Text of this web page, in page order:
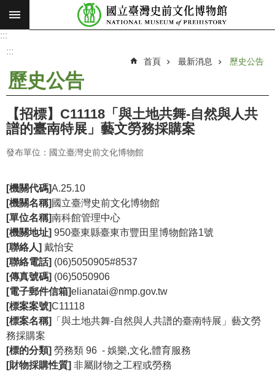
跳到主要內容區塊
搜
願
景
使
命
最
消
息
參
觀
展
覽
學
習
探
索
認
:::
:::
首頁 最新消息 歷史公告
歷史公告
【招標】C11118「與土地共舞-自然與人共
譜的臺南特展」藝文勞務採購案
發布單位：國立臺灣史前文化博物館
[機關代碼]A.25.10
[機關名稱] 國立臺灣史前文化博物館
[單位名稱]南科館管理中心
[機關地址] 950臺東縣臺東市豐田里博物館路1號
[聯絡人] 戴怡安
[聯絡電話] (06)5050905#8537
[傳真號碼] (06)5050906
[電子郵件信箱]elianatai@nmp.gov.tw
[標案案號]C11118
[標案名稱]
「與土地共舞-自然與人共譜的臺南特展」藝文勞
務採購案
[標的分類] 勞務類 96 - 娛樂,文化,體育服務
[財物採購性質] 非屬財物之工程或勞務